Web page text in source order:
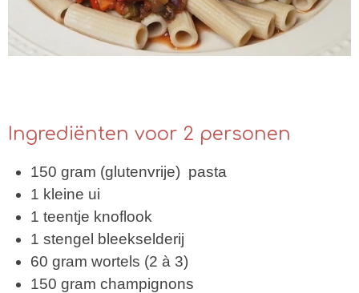
Ingrediënten voor 2 personen
150 gram (glutenvrije) pasta
1 kleine ui
1 teentje knoflook
1 stengel bleekselderij
60 gram wortels (2 à 3)
150 gram champignons